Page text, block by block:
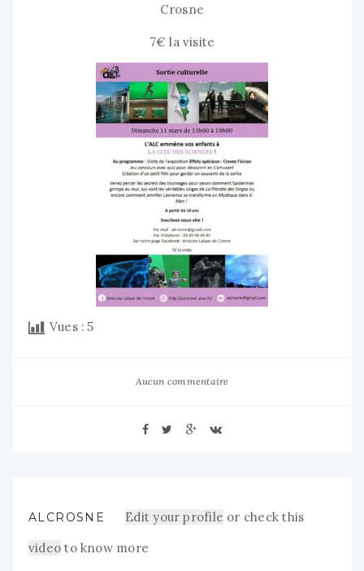
Crosne
7€ la visite
Vues : 5
Aucun commentaire
ALCROSNE Edit your profile or check this
video to know more